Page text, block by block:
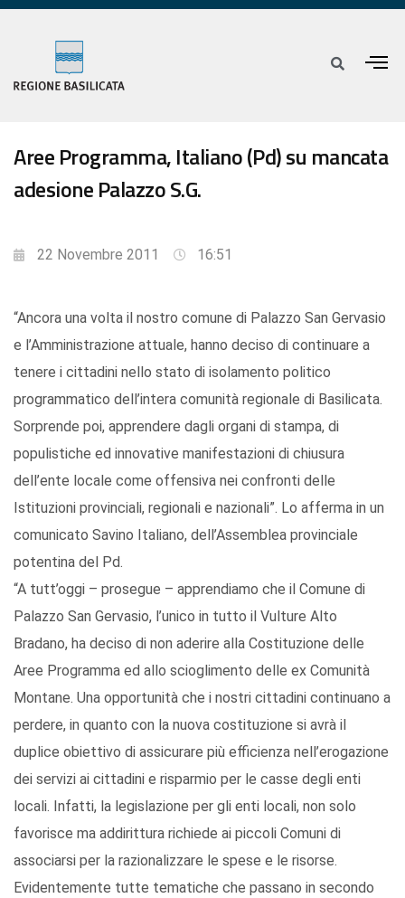
Aree Programma, Italiano (Pd) su mancata
adesione Palazzo S.G.
22 Novembre 2011 16:51
“Ancora una volta il nostro comune di Palazzo San Gervasio
e l’Amministrazione attuale, hanno deciso di continuare a
tenere i cittadini nello stato di isolamento politico
programmatico dell’intera comunità regionale di Basilicata.
Sorprende poi, apprendere dagli organi di stampa, di
populistiche ed innovative manifestazioni di chiusura
dell’ente locale come offensiva nei confronti delle
Istituzioni provinciali, regionali e nazionali”. Lo afferma in un
comunicato Savino Italiano, dell’Assemblea provinciale
potentina del Pd.
“A tutt’oggi – prosegue – apprendiamo che il Comune di
Palazzo San Gervasio, l’unico in tutto il Vulture Alto
Bradano, ha deciso di non aderire alla Costituzione delle
Aree Programma ed allo scioglimento delle ex Comunità
Montane. Una opportunità che i nostri cittadini continuano a
perdere, in quanto con la nuova costituzione si avrà il
duplice obiettivo di assicurare più efficienza nell’erogazione
dei servizi ai cittadini e risparmio per le casse degli enti
locali. Infatti, la legislazione per gli enti locali, non solo
favorisce ma addirittura richiede ai piccoli Comuni di
associarsi per la razionalizzare le spese e le risorse.
Evidentemente tutte tematiche che passano in secondo